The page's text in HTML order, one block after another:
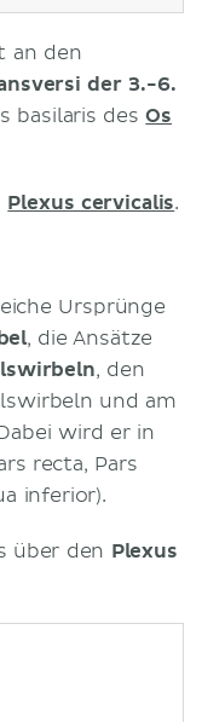
an den
der 3.-6.
basilaris desOs
Plexus cervicalis.
Ursprünge
, die Ansätze
, den
und am
wird er in
recta, Pars
inferior).
über den Plexus